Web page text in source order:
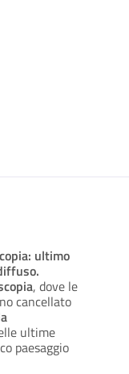
ultimo
, dove le
cancellato
ultime
paesaggio